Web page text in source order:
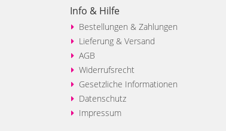
Info & Hilfe
Bestellungen & Zahlungen
Lieferung & Versand
AGB
Widerrufsrecht
Gesetzliche Informationen
Datenschutz
Impressum